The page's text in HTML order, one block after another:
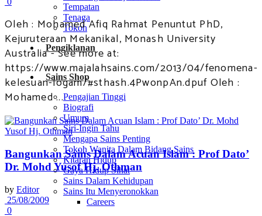
Tempatan
Tenaga
Tokoh
Pengiklanan
Sains Shop
Pengajian Tinggi
Biografi
Umum
Siri-Ingin Tahu
Mengapa Sains Penting
Tokoh Wanita Dalam Bidang Sains
Kitaran Hidup
Gaya Hidup Sihat
Sains Dalam Kehidupan
Sains Itu Menyeronokkan
Careers
Oleh : Mohamed Afiq Rahmat Penuntut PhD,
Kejuruteraan Mekanikal, Monash University
Australia - See more at:
https://www.majalahsains.com/2013/04/fenomena-
kelesuan-logam/#sthash.4PwonpAn.dpuf Oleh :
Mohamed ...
Bangunkan Sains Dalam Acuan Islam : Prof Dato’
Dr. Mohd Yusof Hj. Othman
by Editor
25/08/2009
0